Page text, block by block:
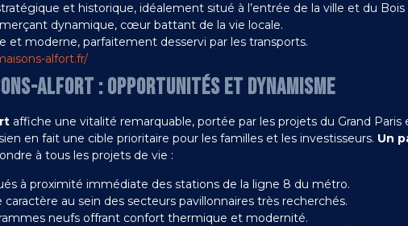
et historique, idéalement situé à l’entrée de la ville et du Bois
dynamique, cœur battant de la vie locale.
et moderne, parfaitement desservi par les transports.
alfort.fr/
ALFORT : OPPORTUNITÉS ET DYNAMISME
affiche une vitalité remarquable, portée par les projets du Grand
en fait une cible prioritaire pour les familles et les investisseurs. Un
à tous les projets de vie :
à proximité immédiate des stations de la ligne 8 du métro.
caractère au sein des secteurs pavillonnaires très recherchés.
neufs offrant confort thermique et modernité.